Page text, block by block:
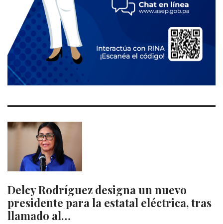
Delcy Rodríguez designa un nuevo
presidente para la estatal eléctrica, tras
llamado al…